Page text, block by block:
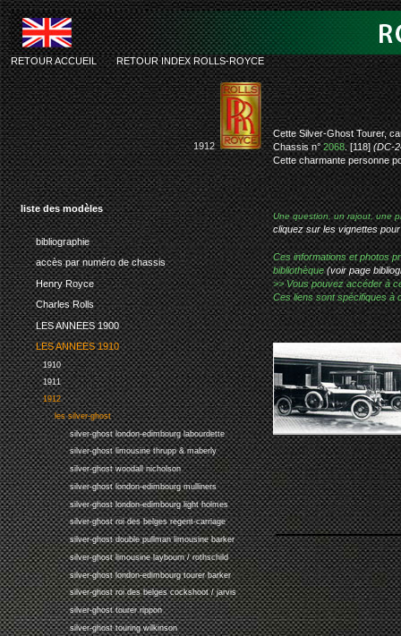
liste des modèles
bibliographie
accès par numéro de chassis
Henry Royce
Charles Rolls
LES ANNEES 1900
LES ANNEES 1910
1910
1911
1912
les silver-ghost
silver-ghost london-edimbourg labourdette
silver-ghost limousine thrupp & maberly
silver-ghost woodall nicholson
silver-ghost london-edimbourg mulliners
silver-ghost london-edimbourg light holmes
silver-ghost roi des belges regent-carriage
silver-ghost double pullman limousine barker
silver-ghost limousine laybourn / rothschild
silver-ghost london-edimbourg tourer barker
silver-ghost roi des belges cockshoot / jarvis
silver-ghost tourer rippon
silver-ghost touring wilkinson
rolls-
RETOUR ACCUEIL-RETOUR INDEX ROLLS-ROYCE
1912
Cette Silver-Ghost Tourer,
Chassis n°2068. [118](DC-
Cette charmante personne
Une question, un rajout, une
cliquez sur les vignettes
Ces informations et photos
bibliothèque(voir page
>> Vous pouvez accéder à
Ces liens sont spécifiques à